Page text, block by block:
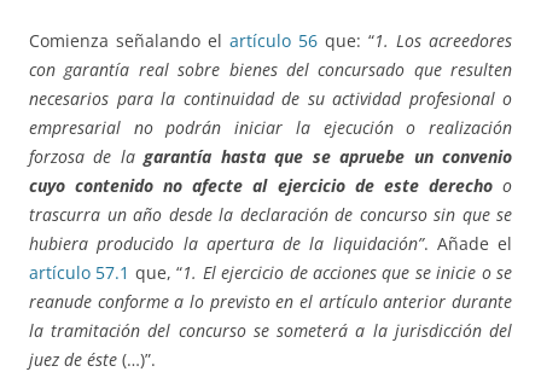
Comienza señalando el artículo 56 que: “1. Los acreedores
con garantía real sobre bienes del concursado que resulten
necesarios para la continuidad de su actividad profesional o
empresarial no podrán iniciar la ejecución o realización
forzosa de lagarantía hasta que se apruebe un convenio
cuyo contenido no afecte al ejercicio de este derechoo
trascurra un año desde la declaración de concurso sin que se
hubiera producido la apertura de la liquidación”. Añade el
artículo 57.1 que, “1. El ejercicio de acciones que se inicie o se
reanude conforme a lo previsto en el artículo anterior durante
la tramitación del concurso se someterá a la jurisdicción del
juez de éste (…)”.